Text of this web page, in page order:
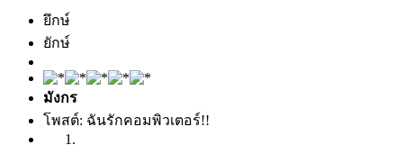
ยึกษ์
ยักษ์
มังกร
โพสต์: ฉันรักคอมพิวเตอร์!!